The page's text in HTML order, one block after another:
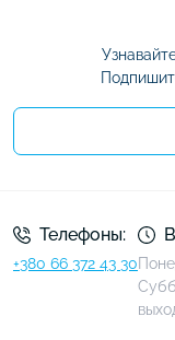
Телефоны:
+380 66 372 43 30